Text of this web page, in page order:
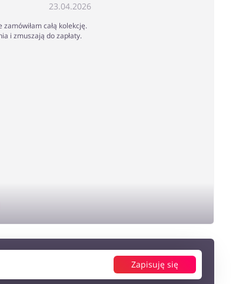
23.04.2026
całą kolekcję.
i zmuszają do zapłaty.
Zapisuję się